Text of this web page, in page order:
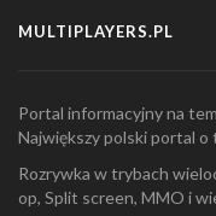
MULTIPLAYERS.PL
Portal informacyjny na
Największy polski portal
Rozrywka w trybach
op, Split screen, MMO i